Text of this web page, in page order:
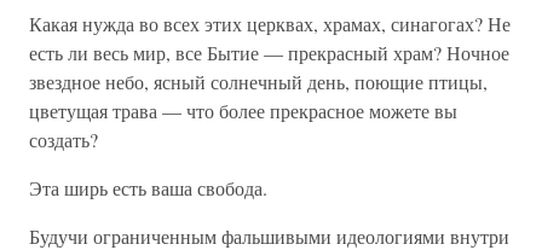
Какая нужда во всех этих церквах, храмах, синагогах? Не
есть ли весь мир, все Бытие — прекрасный храм? Ночное
звездное небо, ясный солнечный день, поющие птицы,
цветущая трава — что более прекрасное можете вы
создать?
Эта ширь есть ваша свобода.
Будучи ограниченным фальшивыми идеологиями внутри